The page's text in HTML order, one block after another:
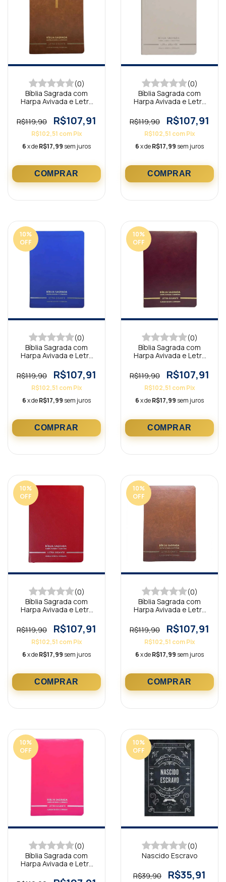
(0)
Bíblia Sagrada com
Harpa Avivada e Letra
Cruz Marrom
R$119,90 R$107,91
R$102,51 com Pix
6x deR$17,99 sem juros
(0)
Bíblia Sagrada com
Harpa Avivada e Letra
Minimalista Branca
R$119,90 R$107,91
R$102,51 com Pix
6x deR$17,99 sem juros
10%
OFF
(0)
Bíblia Sagrada com
Harpa Avivada e Letra
Minimalista Azul
R$119,90 R$107,91
R$102,51 com Pix
6x deR$17,99 sem juros
10%
OFF
(0)
Bíblia Sagrada com
Harpa Avivada e Letra
Minimalista Bordô
R$119,90 R$107,91
R$102,51 com Pix
6x deR$17,99 sem juros
10%
OFF
(0)
Bíblia Sagrada com
Harpa Avivada e Letra
Minimalista Vermelho
R$119,90 R$107,91
R$102,51 com Pix
6x deR$17,99 sem juros
10%
OFF
(0)
Bíblia Sagrada com
Harpa Avivada e Letra
Minimalista Marrom
R$119,90 R$107,91
R$102,51 com Pix
6x deR$17,99 sem juros
10%
OFF
(0)
Bíblia Sagrada com
Harpa Avivada e Letra
Minimalista Pink
10%
OFF
(0)
Nascido Escravo
R$39,90 R$35,91